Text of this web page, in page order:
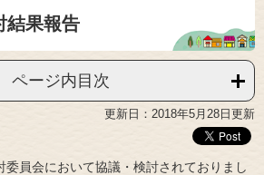
結果報告
ページ内目次
更新日：2018年5月28日更新
員会において協議・検討されておりまし